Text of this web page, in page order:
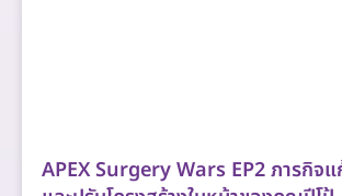
APEX Surgery Wars EP2 ภารกิจ